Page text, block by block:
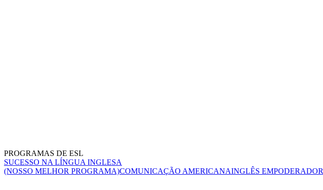
PROGRAMAS DE ESL
SUCESSO NA LÍNGUA INGLESA
(NOSSO MELHOR PROGRAMA)COMUNICAÇÃO AMERICANAINGLÊS EMPODERADOR